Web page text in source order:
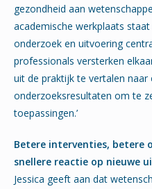
gezondheid aan
academische werkplaats
onderzoek en uitvoering
professionals versterken
uit de praktijk te vertalen naar
onderzoeksresultaten om te
toepassingen.’
Betere interventies, betere
snellere reactie op nieuwe
Jessica geeft aan dat